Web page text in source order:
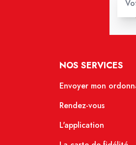
NOS SERVICES
Envoyer mon
Rendez-vous
L'application